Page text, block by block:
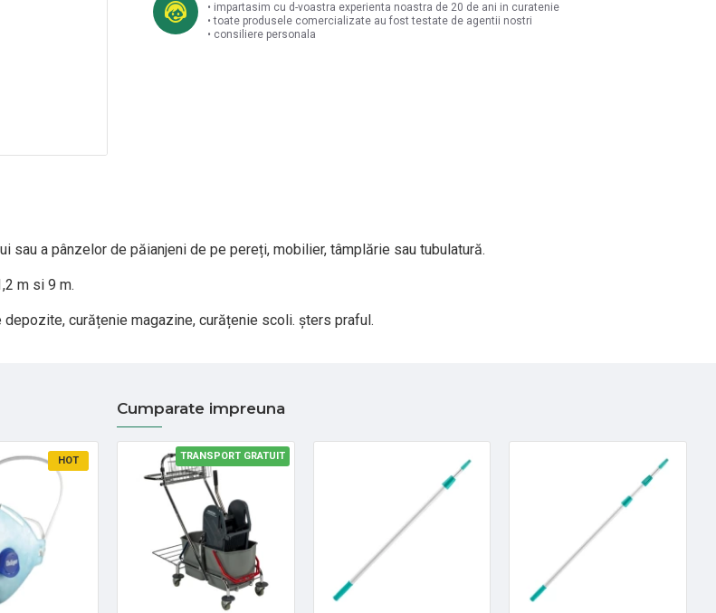
• impartasim cu d-voastra experienta noastra de 20 de ani in curatenie
• toate produsele comercializate au fost testate de agentii nostri
• consiliere personala
sau a pânzelor de păianjeni de pe pereți, mobilier, tâmplărie sau tubulatură.
m si 9 m.
curățenie magazine, curățenie scoli. șters praful.
HOT HOT HOT
Cumparate impreuna
TRANSPORT GRATUIT